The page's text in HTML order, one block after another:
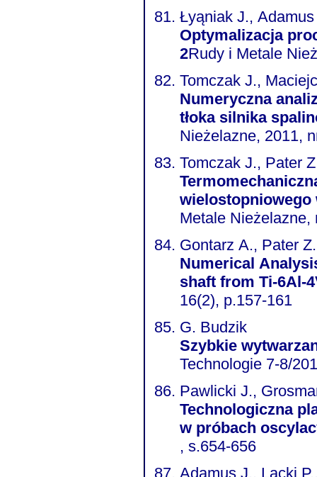
Łyąniak J.,
Optymalizacja
2Rudy i Metale
Tomczak J.,
Numeryczna
tłoka silnika
Nieżelazne, 2011,
Tomczak J., Pater
wielostopniowego
Metale Nieżelazne,
Gontarz A., Pater
Numerical
shaft from Ti-6Al-
16(2), p.157-161
G. Budzik
Szybkie
Technologie 7-8/
Pawlicki J.,
Technologiczna
w próbach
, s.654-656
Adamus J., Lacki